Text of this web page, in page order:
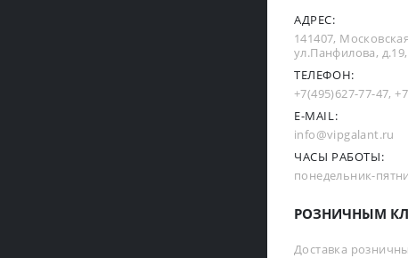
АДРЕС:
141407,
ул.Панфилова, д.19,
ТЕЛЕФОН:
+7(495)627-77-47,
E-MAIL:
info@vipgalant.ru
ЧАСЫ РАБОТЫ:
понедельник-
РОЗНИЧНЫМ
Доставка